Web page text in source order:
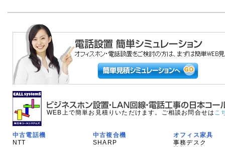
WEB上で簡単お見積りいただけます。ご相談お問合せは こ
中古電話機
NTT
中古複合機
SHARP
オフィス家具
事務デスク